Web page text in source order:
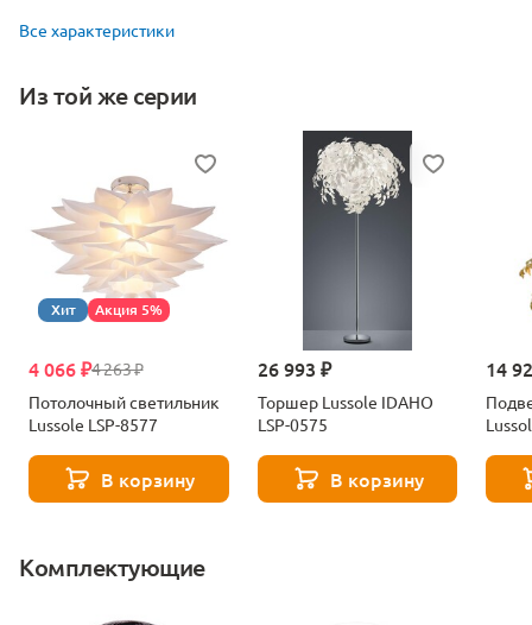
Все характеристики
Из той же серии
Хит Акция 5%
4 263 ₽
4 066 ₽
Потолочный светильник
Lussole LSP-8577
В корзину
26 993 ₽
Торшер Lussole IDAHO
LSP-0575
В корзину
14
Комплектующие